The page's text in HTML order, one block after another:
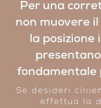
Per una
non muovere
la posizione
fondamentale
Se desideri
effettua la